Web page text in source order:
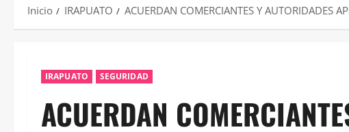
Inicio IRAPUATO ACUERDAN COMERCIANTES Y AUTORIDADES
IRAPUATO SEGURIDAD
ACUERDAN